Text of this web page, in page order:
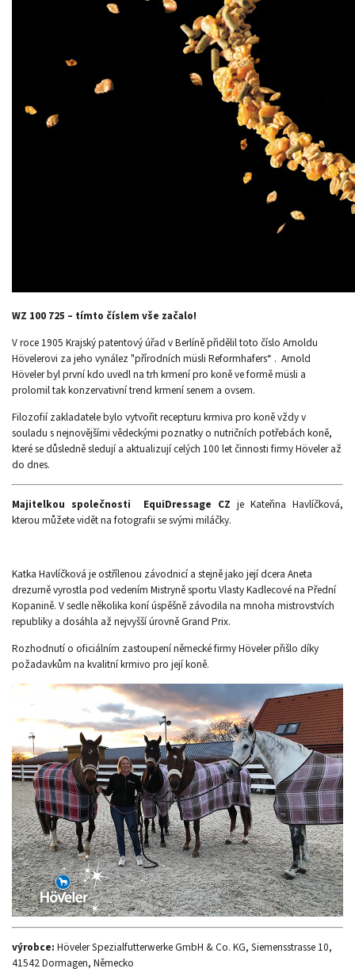
WZ 100 725 – tímto číslem vše začalo!
V roce 1905 Krajský patentový úřad v Berlíně přidělil toto číslo Arnoldu
Hövelerovi za jeho vynález "přírodních müsli Reformhafers“ . Arnold
Höveler byl první kdo uvedl na trh krmení pro koně ve formě müsli a
prolomil tak konzervativní trend krmení senem a ovsem.
Filozofií zakladatele bylo vytvořit recepturu krmiva pro koně vždy v
souladu s nejnovějšími vědeckými poznatky o nutričních potřebách koně,
které se důsledně sledují a aktualizují celých 100 let činnosti firmy Höveler až
do dnes.
Majitelkou společnosti EquiDressage CZ je Kateřina Havlíčková,
kterou můžete vidět na fotografii se svými miláčky.
Katka Havlíčková je ostřílenou závodnicí a stejně jako její dcera Aneta
drezurně vyrostla pod vedením Mistryně sportu Vlasty Kadlecové na Přední
Kopanině. V sedle několika koní úspěšně závodila na mnoha mistrovstvích
republiky a dosáhla až nejvyšší úrovně Grand Prix.
Rozhodnutí o oficiálním zastoupení německé firmy Höveler přišlo díky
požadavkům na kvalitní krmivo pro její koně.
výrobce: Höveler Spezialfutterwerke GmbH & Co. KG, Siemensstrasse 10,
41542 Dormagen, Německo